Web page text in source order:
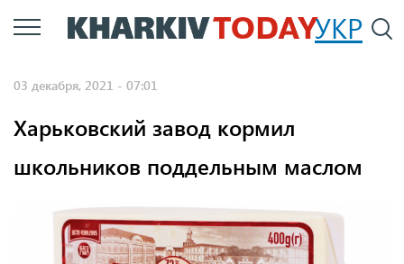
Перейти
к
УКР
03 декабря, 2021 - 07:01
Харьковский завод кормил
школьников поддельным маслом